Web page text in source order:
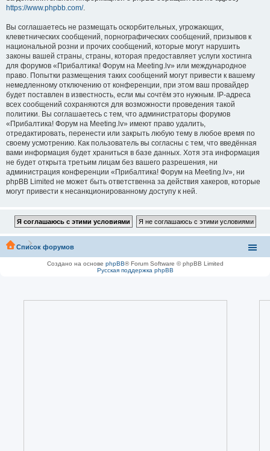
https://www.phpbb.com/.
Вы соглашаетесь не размещать оскорбительных, угрожающих,
клеветнических сообщений, порнографических сообщений, призывов к
национальной розни и прочих сообщений, которые могут нарушить
законы вашей страны, страны, которая предоставляет услуги хостинга
для форумов «Прибалтика! Форум на Meeting.lv» или международное
право. Попытки размещения таких сообщений могут привести к вашему
немедленному отключению от конференции, при этом ваш провайдер
будет поставлен в известность, если мы сочтём это нужным. IP-адреса
всех сообщений сохраняются для возможности проведения такой
политики. Вы соглашаетесь с тем, что администраторы форумов
«Прибалтика! Форум на Meeting.lv» имеют право удалить,
отредактировать, перенести или закрыть любую тему в любое время по
своему усмотрению. Как пользователь вы согласны с тем, что введённая
вами информация будет храниться в базе данных. Хотя эта информация
не будет открыта третьим лицам без вашего разрешения, ни
администрация конференции «Прибалтика! Форум на Meeting.lv», ни
phpBB Limited не может быть ответственна за действия хакеров, которые
могут привести к несанкционированному доступу к ней.
Список форумов
Создано на основе phpBB® Forum Software © phpBB Limited
Русская поддержка phpBB